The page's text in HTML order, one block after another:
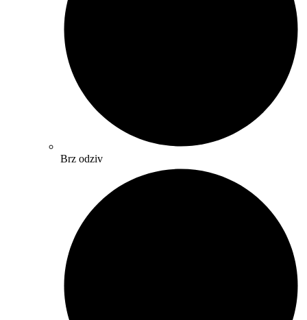
Brz odziv